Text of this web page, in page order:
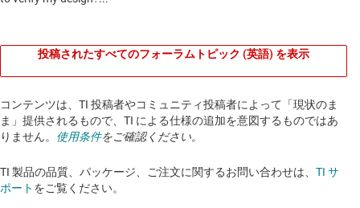
投稿されたすべてのフォーラムトピック (英語) を表示
コンテンツは、TI 投稿者やコミュニティ投稿者によって「現状のま
ま」提供されるもので、TI による仕様の追加を意図するものではあ
りません。 使用条件をご確認ください。
TI 製品の品質、パッケージ、ご注文に関するお問い合わせは、 TI サ
ポート をご覧ください。​​​​​​​​​​​​​​